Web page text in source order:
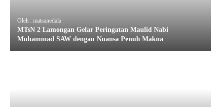
Oleh : matsanedala
MTsN 2 Lamongan Gelar Peringatan Maulid Nabi
Muhammad SAW dengan Nuansa Penuh Makna